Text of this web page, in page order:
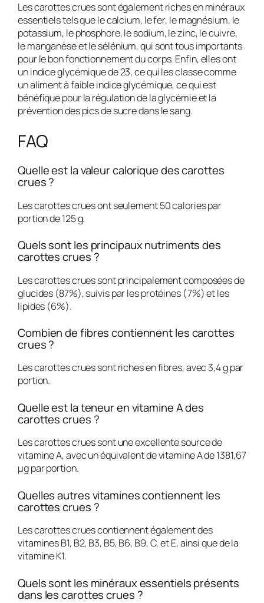
Les carottes crues sont également riches en minéraux
essentiels tels que le calcium, le fer, le magnésium, le
potassium, le phosphore, le sodium, le zinc, le cuivre,
le manganèse et le sélénium, qui sont tous importants
pour le bon fonctionnement du corps. Enfin, elles ont
un indice glycémique de 23, ce qui les classe comme
un aliment à faible indice glycémique, ce qui est
bénéfique pour la régulation de la glycémie et la
prévention des pics de sucre dans le sang.
FAQ
Quelle est la valeur calorique des carottes
crues ?
Les carottes crues ont seulement 50 calories par
portion de 125 g.
Quels sont les principaux nutriments des
carottes crues ?
Les carottes crues sont principalement composées de
glucides (87%), suivis par les protéines (7%) et les
lipides (6%).
Combien de fibres contiennent les carottes
crues ?
Les carottes crues sont riches en fibres, avec 3,4 g par
portion.
Quelle est la teneur en vitamine A des
carottes crues ?
Les carottes crues sont une excellente source de
vitamine A, avec un équivalent de vitamine A de 1381,67
µg par portion.
Quelles autres vitamines contiennent les
carottes crues ?
Les carottes crues contiennent également des
vitamines B1, B2, B3, B5, B6, B9, C, et E, ainsi que de la
vitamine K1.
Quels sont les minéraux essentiels présents
dans les carottes crues ?